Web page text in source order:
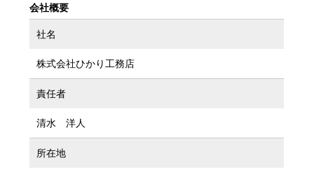
会社概要
社名
株式会社ひかり工務店
責任者
清水 洋人
所在地